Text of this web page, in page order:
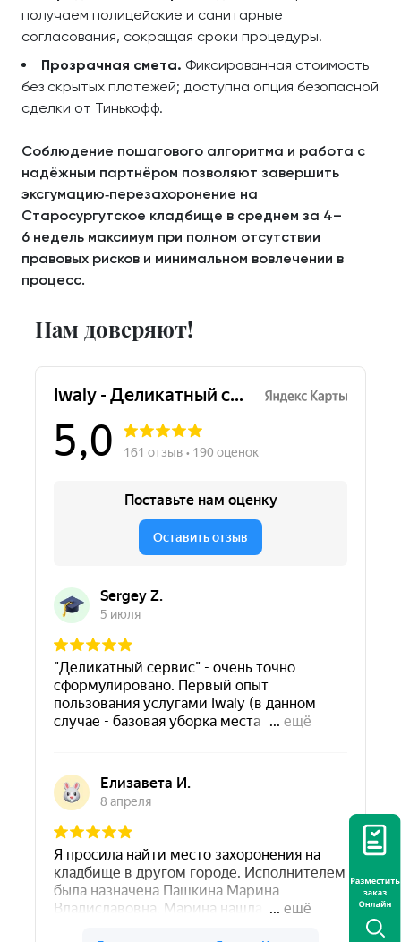
получаем полицейские и санитарные
согласования, сокращая сроки процедуры.
Прозрачная смета. Фиксированная стоимость
без скрытых платежей; доступна опция безопасной
сделки от Тинькофф.
Соблюдение пошагового алгоритма и работа с
надёжным партнёром позволяют завершить
эксгумацию‑перезахоронение на
Старосургутское кладбище в среднем за 4–
6 недель максимум при полном отсутствии
правовых рисков и минимальном вовлечении в
процесс.
Нам доверяют!